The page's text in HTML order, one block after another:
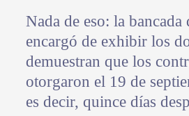
Nada de eso: la bancada
encargó de exhibir los
demuestran que los
otorgaron el 19 de
es decir, quince días